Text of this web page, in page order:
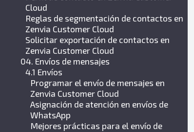
Cloud
Reglas de segmentación de contactos en
Zenvia Customer Cloud
Solicitar exportación de contactos en
Zenvia Customer Cloud
04. Envíos de mensajes
4.1 Envíos
Programar el envío de mensajes en
Zenvia Customer Cloud
Asignación de atención en envíos de
WhatsApp
Mejores prácticas para el envío de